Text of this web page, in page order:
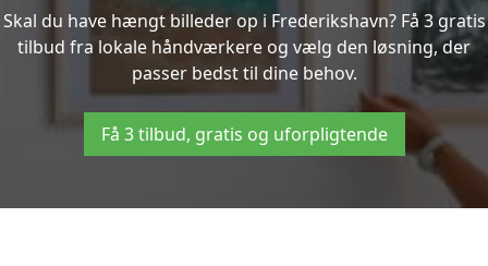
Skal du have hængt billeder op i Frederikshavn? Få 3 gratis
tilbud fra lokale håndværkere og vælg den løsning, der
passer bedst til dine behov.
Få 3 tilbud, gratis og uforpligtende